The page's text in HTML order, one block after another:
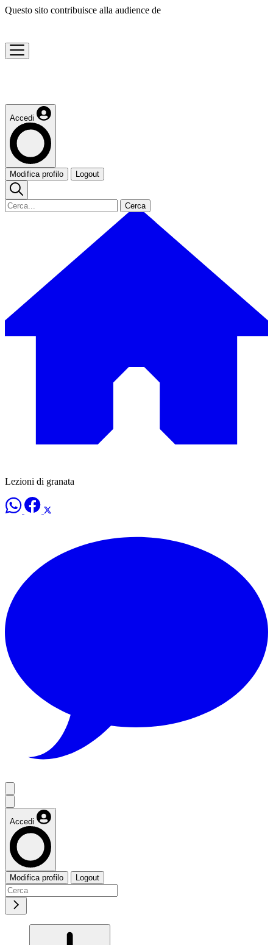
Questo sito contribuisce alla audience de
Accedi
Modifica profilo Logout
Cerca
Lezioni di granata
Accedi
Modifica profilo Logout